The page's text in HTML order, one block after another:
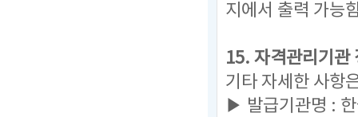
지에서 출력 가능
15. 자격관리기관
기타 자세한 사항
▶ 발급기관명 :